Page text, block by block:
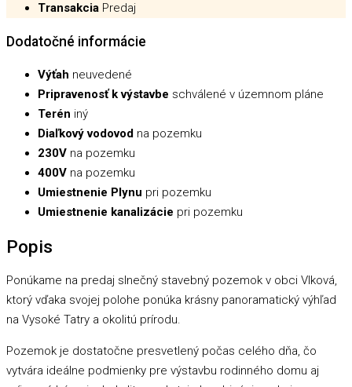
Transakcia Predaj
Dodatočné informácie
Výťah neuvedené
Pripravenosť k výstavbe schválené v územnom pláne
Terén iný
Diaľkový vodovod na pozemku
230V na pozemku
400V na pozemku
Umiestnenie Plynu pri pozemku
Umiestnenie kanalizácie pri pozemku
Popis
Ponúkame na predaj slnečný stavebný pozemok v obci Vlková,
ktorý vďaka svojej polohe ponúka krásny panoramatický výhľad
na Vysoké Tatry a okolitú prírodu.
Pozemok je dostatočne presvetlený počas celého dňa, čo
vytvára ideálne podmienky pre výstavbu rodinného domu aj